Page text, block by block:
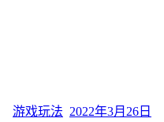
游戏玩法 2022年3月26日